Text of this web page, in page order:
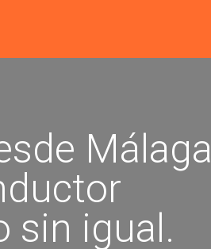
Málaga
sin igual.